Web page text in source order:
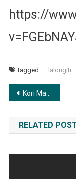
https://
Tagged lalongiti
Post
Kori Mana Kaam Chare Na | করি মানা কাম ছাড়েনা
RELATED